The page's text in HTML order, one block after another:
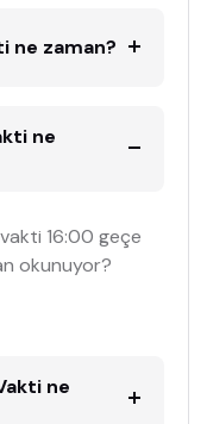
ne zaman?
ne
16:00 geçe
okunuyor?
ne